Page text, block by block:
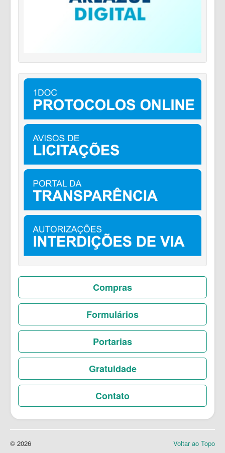
Compras
Formulários
Portarias
Gratuidade
Contato
Voltar ao Topo
© 2026